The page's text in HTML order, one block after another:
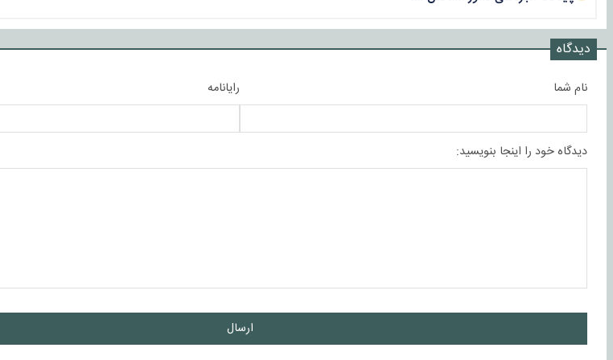
دیدگاه
نام شما رایانامه
دیدگاه خود را اینجا بنویسید:
ارسال